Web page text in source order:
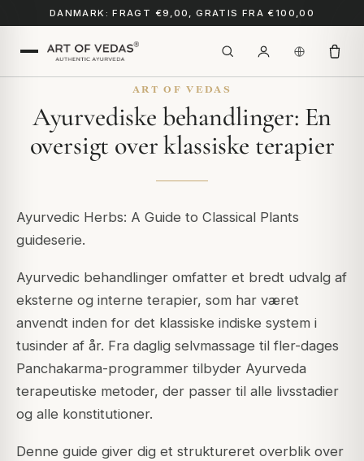
DANMARK: FRAGT €9,00, GRATIS FRA €100,00
ART OF VEDAS
Ayurvediske behandlinger: En
oversigt over klassiske terapier
Ayurvedic Herbs: A Guide to Classical Plants
guideserie.
Ayurvedic behandlinger omfatter et bredt udvalg af
eksterne og interne terapier, som har været
anvendt inden for det klassiske indiske system i
tusinder af år. Fra daglig selvmassage til fler-dages
Panchakarma-programmer tilbyder Ayurveda
terapeutiske metoder, der passer til alle livsstadier
og alle konstitutioner.
Denne guide giver dig et struktureret overblik over